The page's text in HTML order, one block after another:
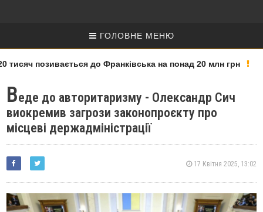
ГОЛОВНЕ МЕНЮ
позивається до Франківська на понад 20 млн грн
Веде до авторитаризму - Олександр Сич
виокремив загрози законопроєкту про
місцеві держадміністрації
17 Квітня 2025, 13:02